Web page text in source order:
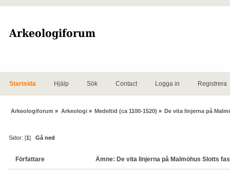
Startsida Hjälp Sök Contact Logga in Registrera
Arkeologiforum » Arkeologi» Medeltid (ca 1100-1520) » De vita linjerna på
Sidor: [1]Gå ned
Författare Ämne: De vita linjerna på Malmöhus Slotts